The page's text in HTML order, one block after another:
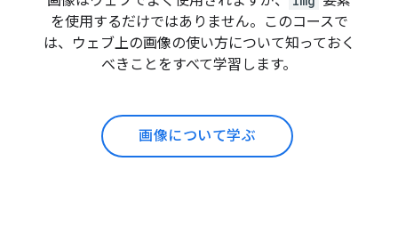
を使用するだけではありません。このコースで
は、ウェブ上の画像の使い方について知っておく
べきことをすべて学習します。
画像について学ぶ